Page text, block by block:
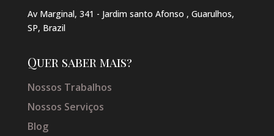
Av Marginal, 341 - Jardim santo Afonso , Guarulhos,
SP, Brazil
Quer saber mais?
Nossos Trabalhos
Nossos Serviços
Blog